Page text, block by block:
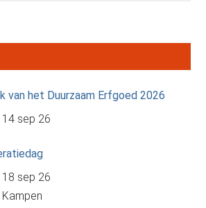
van het Duurzaam Erfgoed 2026
14 sep 26
18 sep 26
Kampen